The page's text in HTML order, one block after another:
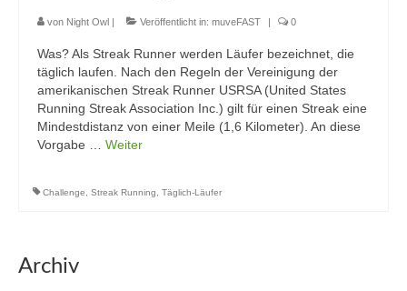
von Night Owl Veröffentlicht in: muveFAST 0
Was? Als Streak Runner werden Läufer bezeichnet, die
täglich laufen. Nach den Regeln der Vereinigung der
amerikanischen Streak Runner USRSA (United States
Running Streak Association Inc.) gilt für einen Streak eine
Mindestdistanz von einer Meile (1,6 Kilometer). An diese
Vorgabe … Weiter
Challenge, Streak Running, Täglich-Läufer
Archiv